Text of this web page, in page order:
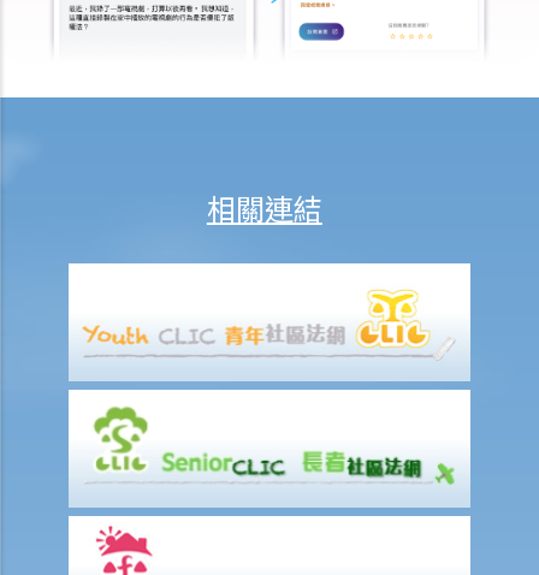
7. 償還貸款
B. 信貸額度
E. 未經授權的交易
F. 退款保障
G. 針對發卡銀行的投訴
1. 甚麼是財務中介？
2. 不良財務中介公司的行騙手法
相關連結